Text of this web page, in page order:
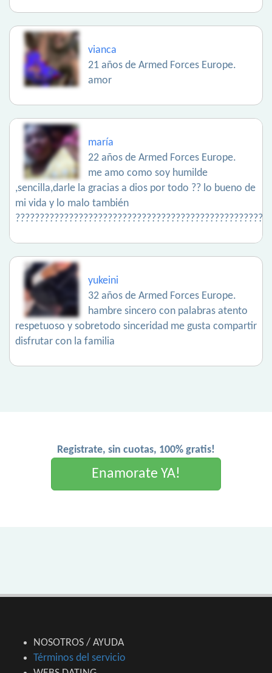
vianca
21 años de Armed Forces Europe.
amor
maría
22 años de Armed Forces Europe.
me amo como soy humilde
,sencilla,darle la gracias a dios por todo ?? lo bueno de
mi vida y lo malo también
yukeini
32 años de Armed Forces Europe.
hambre sincero con palabras atento
respetuoso y sobretodo sinceridad me gusta compartir
disfrutar con la familia
Registrate, sin cuotas, 100% gratis!
Enamorate YA!
NOSOTROS / AYUDA
Términos del servicio